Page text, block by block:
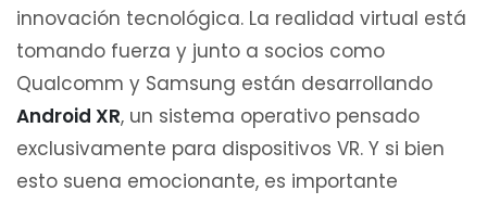
innovación tecnológica. La realidad virtual está
tomando fuerza y junto a socios como
Qualcomm y Samsung están desarrollando
Android XR, un sistema operativo pensado
exclusivamente para dispositivos VR. Y si bien
esto suena emocionante, es importante